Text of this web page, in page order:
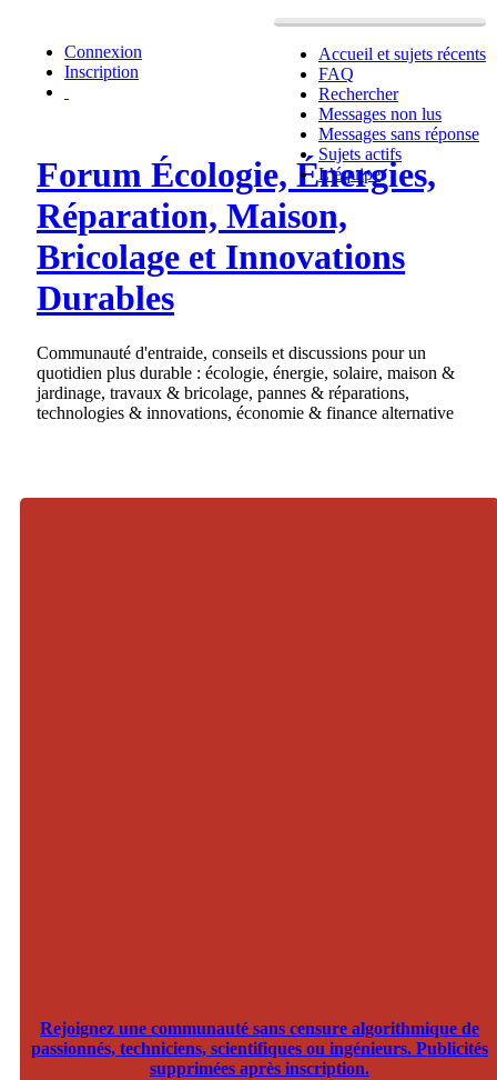
Accueil et sujets récents
FAQ
Rechercher
Messages non lus
Messages sans réponse
Sujets actifs
L’équipe
Connexion
Inscription
Forum Écologie, Énergies,
Réparation, Maison,
Bricolage et Innovations
Durables
Communauté d'entraide, conseils et discussions pour un
quotidien plus durable : écologie, énergie, solaire, maison &
jardinage, travaux & bricolage, pannes & réparations,
technologies & innovations, économie & finance alternative
Rejoignez une communauté sans censure algorithmique de
passionnés, techniciens, scientifiques ou ingénieurs. Publicités
supprimées après inscription.